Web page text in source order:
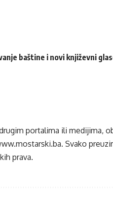
baštine i novi književni
portalima ili medijima,
. Svako
prava.